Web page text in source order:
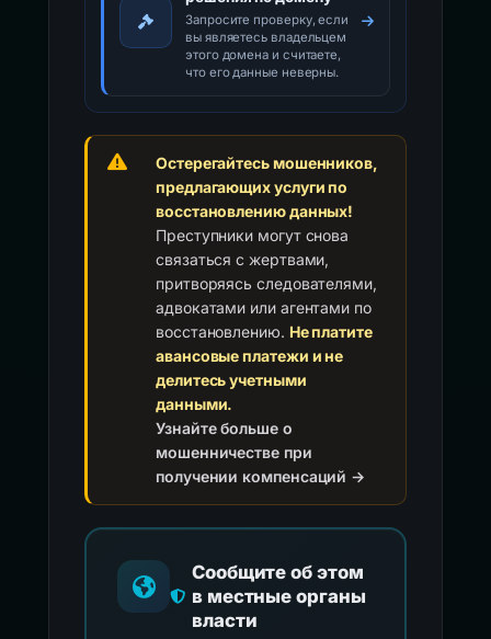
Запросите проверку, если
вы являетесь владельцем
этого домена и считаете,
что его данные неверны.
Остерегайтесь мошенников,
предлагающих услуги по
восстановлению данных!
Преступники могут снова
связаться с жертвами,
притворяясь следователями,
адвокатами или агентами по
восстановлению. Не платите
авансовые платежи и не
делитесь учетными
данными.
Узнайте больше о
мошенничестве при
получении компенсаций →
Сообщите об этом
в местные органы
власти